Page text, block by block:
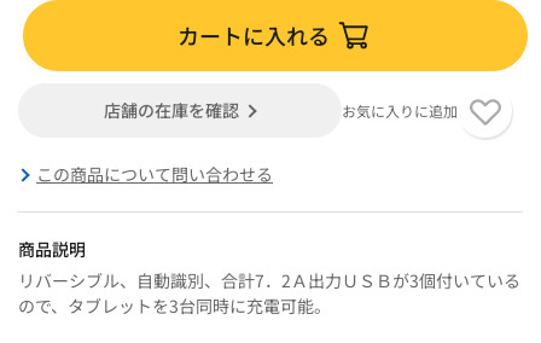
カートに入れる
店舗の在庫を確認 お気に入りに追加
この商品について問い合わせる
商品説明
リバーシブル、自動識別、合計7．2Ａ出力ＵＳＢが3個付いている
ので、タブレットを3台同時に充電可能。